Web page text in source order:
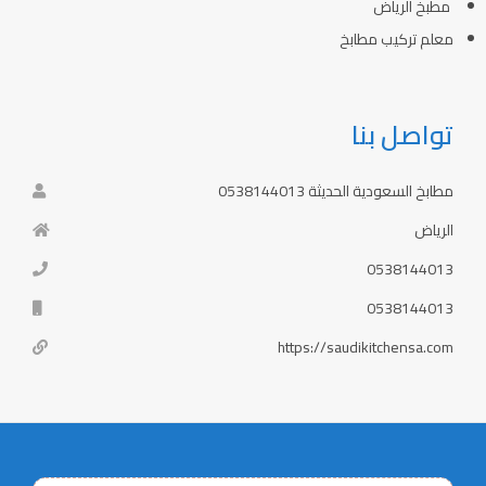
مطبخ الرياض
معلم تركيب مطابخ
تواصل بنا
مطابخ السعودية الحديثة 0538144013
الرياض
0538144013
0538144013
https://saudikitchensa.com